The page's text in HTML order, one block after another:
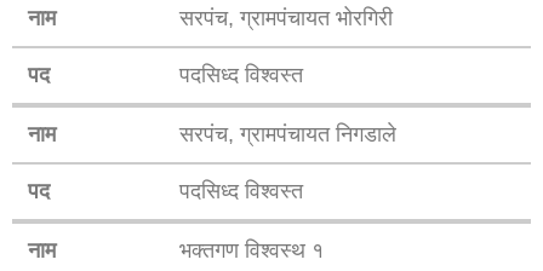
नाम सरपंच, ग्रामपंचायत भोरगिरी
पद पदसिध्द विश्वस्त
नाम सरपंच, ग्रामपंचायत निगडाले
पद पदसिध्द विश्वस्त
नाम भक्तगण विश्वस्थ १